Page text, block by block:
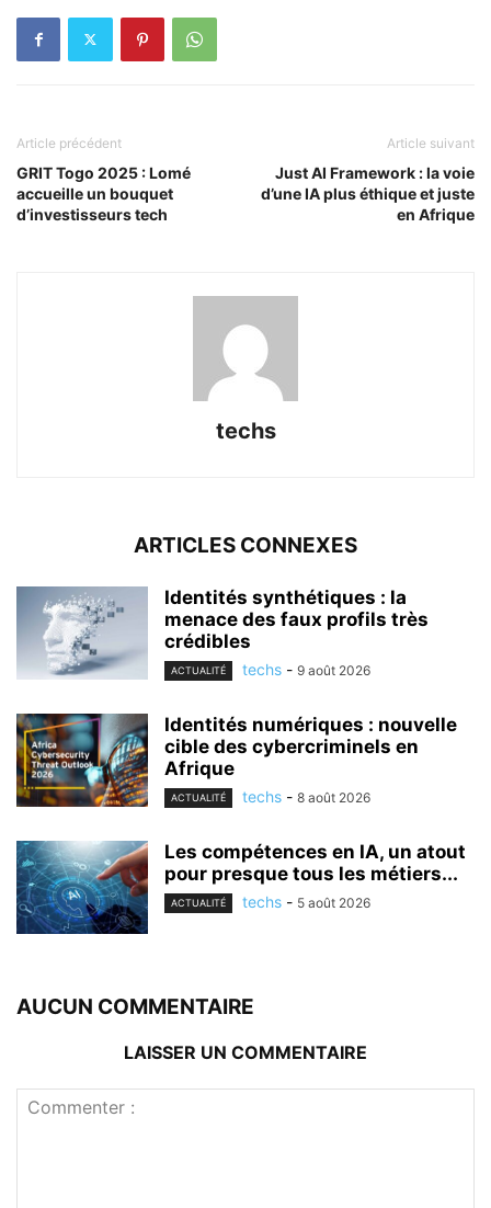
Article précédent
GRIT Togo 2025 : Lomé
accueille un bouquet
d’investisseurs tech
Article suivant
Just AI Framework : la voie
d’une IA plus éthique et juste
en Afrique
techs
ARTICLES CONNEXES
Identités synthétiques : la
menace des faux profils très
crédibles
ACTUALITÉ techs - 9 août 2026
Identités numériques : nouvelle
cible des cybercriminels en
Afrique
ACTUALITÉ techs - 8 août 2026
Les compétences en IA, un atout
pour presque tous les métiers...
ACTUALITÉ techs - 5 août 2026
AUCUN COMMENTAIRE
LAISSER UN COMMENTAIRE